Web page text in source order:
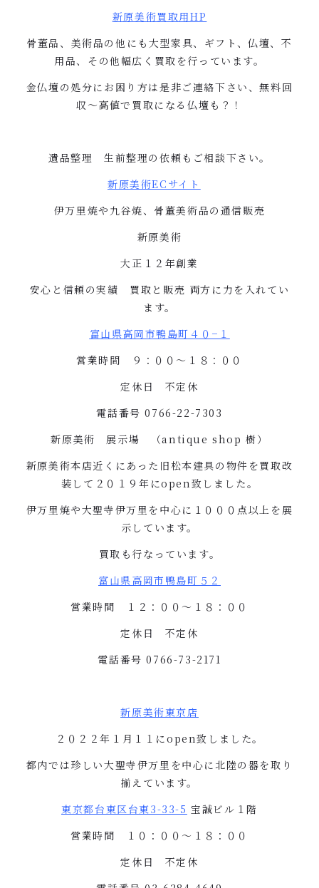
新原美術買取用HP
骨董品、美術品の他にも大型家具、ギフト、仏壇、不
用品、その他幅広く買取を行っています。
金仏壇の処分にお困り方は是非ご連絡下さい、無料回
収〜高値で買取になる仏壇も？！
遺品整理 生前整理の依頼もご相談下さい。
新原美術EC サイト
伊万里焼や九谷焼、骨董美術品の通信販売
新原美術
大正１２年創業
安心と信頼の実績 買取と販売 両方に力を入れてい
ます。
富山県高岡市鴨島町４０ − １
営業時間 ９：００〜１８：００
定休日 不定休
電話番号 0766-22-7303
新原美術 展示場 （antique shop樹）
新原美術本店近くにあった旧松本建具の物件を買取改
装して２０１９年にopen致しました。
伊万里焼や大聖寺伊万里を中心に１０００点以上を展
示しています。
買取も行なっています。
富山県高岡市鴨島町５２
営業時間 １２：００〜１８：００
定休日 不定休
電話番号 0766-73-2171
新原美術東京店
２０２２年１月１１にopen致しました。
都内では珍しい大聖寺伊万里を中心に北陸の器を取り
揃えています。
東京都台東区台東3-33-5 宝誠ビル１階
営業時間 １０：００〜１８：００
定休日 不定休